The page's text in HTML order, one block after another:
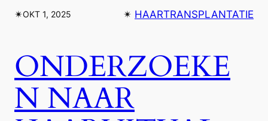
✴︎OKT 1, 2025 ✴︎ HAARTRANSPLANTATIE
ONDERZOEKE
N NAAR